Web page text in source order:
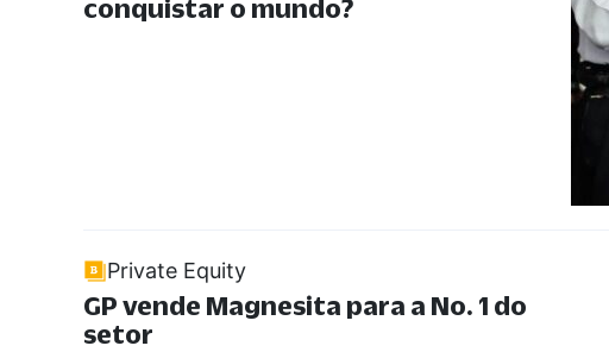
conquistar o mundo?
Private Equity
GP vende Magnesita para a No. 1 do
setor